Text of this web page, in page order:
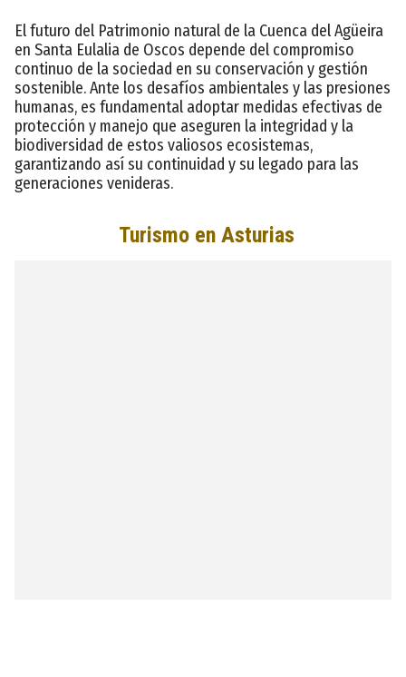
El futuro del Patrimonio natural de la Cuenca del Agüeira
en Santa Eulalia de Oscos depende del compromiso
continuo de la sociedad en su conservación y gestión
sostenible. Ante los desafíos ambientales y las presiones
humanas, es fundamental adoptar medidas efectivas de
protección y manejo que aseguren la integridad y la
biodiversidad de estos valiosos ecosistemas,
garantizando así su continuidad y su legado para las
generaciones venideras.